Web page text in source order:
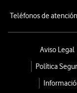
Teléfonos de
Aviso Legal
Política